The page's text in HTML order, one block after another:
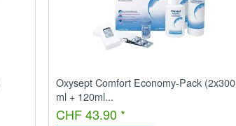
Oxysept Comfort Economy-Pack (2x300
ml + 120ml...
CHF 43.90 *